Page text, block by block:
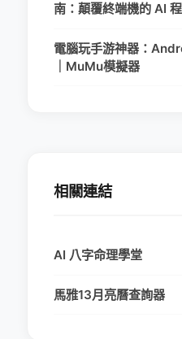
南：顛覆終端機的 AI
電腦玩手游神器：
｜MuMu模擬器
相關連結
AI 八字命理學堂
馬雅13月亮曆查詢器